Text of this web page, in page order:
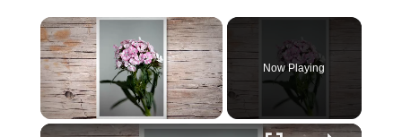
Now Playing